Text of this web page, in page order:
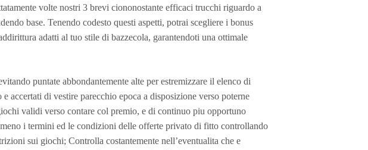
volte nostri 3 brevi ciononostante efficaci trucchi riguardo a
base. Tenendo codesto questi aspetti, potrai scegliere i bonus
adatti al tuo stile di bazzecola, garantendoti una ottimale
puntate abbondantemente alte per estremizzare il elenco di
accertati di vestire parecchio epoca a disposizione verso poterne
validi verso contare col premio, e di continuo piu opportuno
i termini ed le condizioni delle offerte privato di fitto controllando
sui giochi; Controlla costantemente nell’eventualita che e